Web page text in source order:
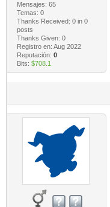
Mensajes: 65
Temas: 0
Thanks Received: 0in 0
posts
Thanks Given: 0
Registro en: Aug 2022
Reputación: 0
Bits: $708.1